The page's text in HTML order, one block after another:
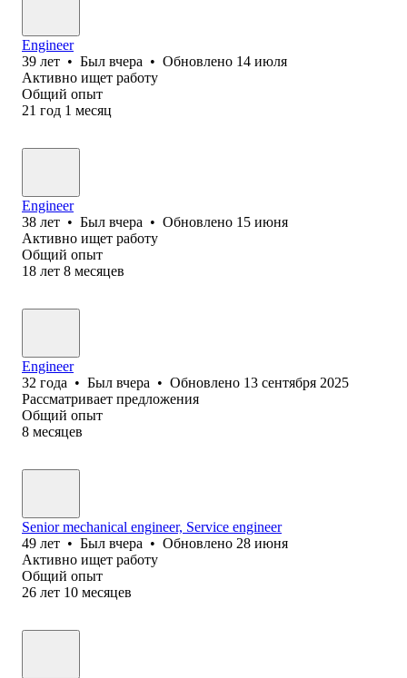
Engineer
39 лет • Был вчера • Обновлено 14 июля
Активно ищет работу
Общий опыт
21 год 1 месяц
Engineer
38 лет • Был вчера • Обновлено 15 июня
Активно ищет работу
Общий опыт
18 лет 8 месяцев
Engineer
32 года • Был вчера • Обновлено 13 сентября 2025
Рассматривает предложения
Общий опыт
8 месяцев
Senior mechanical engineer, Service engineer
49 лет • Был вчера • Обновлено 28 июня
Активно ищет работу
Общий опыт
26 лет 10 месяцев